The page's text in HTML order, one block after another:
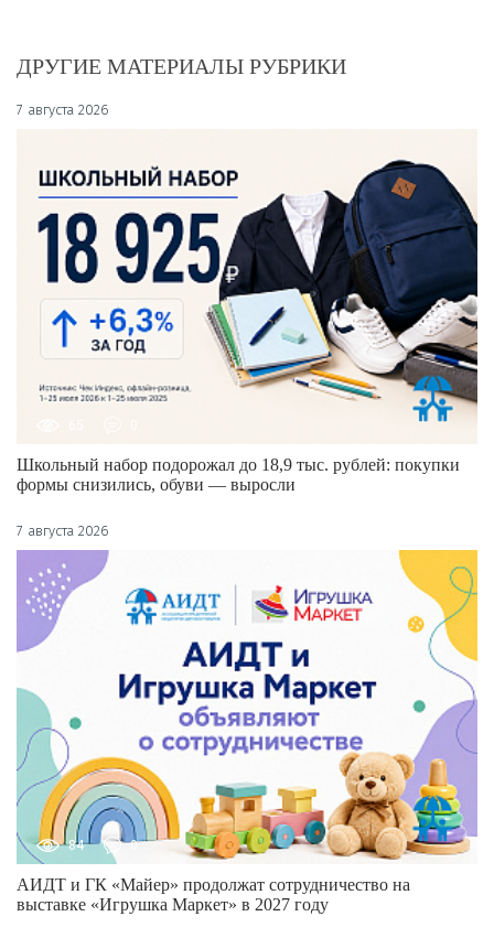
ДРУГИЕ МАТЕРИАЛЫ РУБРИКИ
7 августа 2026
Школьный набор подорожал до 18,9 тыс. рублей: покупки
формы снизились, обуви — выросли
7 августа 2026
84 0
АИДТ и ГК «Майер» продолжат сотрудничество на
выставке «Игрушка Маркет» в 2027 году